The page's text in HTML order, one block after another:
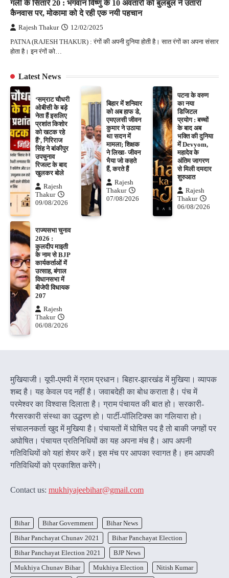
गली के सितारे 20 : भगवान विष्णु के 10 अवतारों को बुलबुल ने उतारा
कैनवास पर, मोकामा को दे रही एक नयी पहचान
Rajesh Thakur 12/02/2025
PATNA (RAJESH THAKUR) : रंगों की अपनी दुनिया होती है। सात रंगों का अपना संसार
होता है। इन रंगों को…
Latest News
‘सम्राट चौधरी
ओबीसी के बड़े
नेता हैं इसलिए
प्रशांत किशोर
को खटक रहे
हैं’, गिरिराज
सिंह ने बांकीपुर
उपचुनाव
रिजल्ट के बाद
खुलकर बोले
Rajesh
Thakur
09/08/2026
बिहार में शनिवार
को अब हाफ डे,
एमएलसी जीवन
कुमार ने उठाया
था सदन में
मामला; शिक्षक
ने लिखा- जीवन
भैया जो कहते
हैं, करते हैं
Rajesh
Thakur
07/08/2026
पटना के वरुण
का नया
डिजिटल
प्रयोग : बच्चों
के बाद अब
भक्ति की दुनिया
में Devyom,
महादेव के
अंतिम जागरण
से मिली दमदार
शुरुआत
Rajesh
Thakur
06/08/2026
राज्यसभा चुनाव
2026 :
कुलदीप माइती
के नाम से BJP
कार्यकर्ताओं में
उत्साह, बंगाल
विधानसभा में
बीजेपी विधायक
207
Rajesh
Thakur
06/08/2026
मुखियाजी। यूपी-एमपी में ग्राम प्रधान। बिहार-झारखंड में मुखिया। व्यापक
शब्द है। यह केवल पद नहीं है। जवाबदेही का बोध कराता है। पंच में
परमेश्वर का विश्वास दिलाता है। ग्राम पंचायत की बात हो। सरकारी-
गैरसरकारी संस्था का उद्धरण हो। पार्टी-पॉलिटिक्स का गलियारा हो।
संचालनकर्ता खुद में मुखिया है। पंचायतों में घोषित पद है तो बाकी जगहों पर
अघोषित। पंचायत प्रतिनिधियों का यह अपना मंच है। आप अपनी
गतिविधियों को यहां शेयर करें। इस मंच पर आपका स्वागत है। हम आपकी
गतिविधियों को प्रकाशित करेंगेे।
Contact us: mukhiyajeebihar@gmail.com
Bihar Bihar Government
Bihar News
Bihar Panchayat Chunav 2021
Bihar Panchayat Election
Bihar Panchayat Election 2021
BJP News
Mukhiya Chunav Bihar
Mukhiya Election
Nitish Kumar